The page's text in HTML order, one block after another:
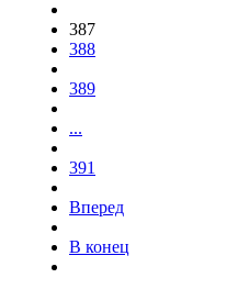
387
388
389
...
391
Вперед
В конец